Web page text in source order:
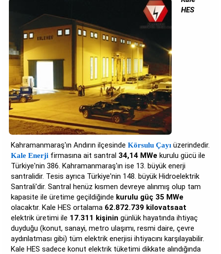
HES
Kahramanmaraş'ın Andırın ilçesindeKörsulu Çayı üzerindedir.
Kale Enerji firmasına ait santral 34,14 MWe kurulu gücü ile
Türkiye'nin 386. Kahramanmaraş'ın ise 13. büyük enerji
santralidir. Tesis ayrıca Türkiye'nin 148. büyük Hidroelektrik
Santrali'dir. Santral henüz kısmen devreye alınmış olup tam
kapasite ile üretime geçildiğinde kurulu güç 35 MWe
olacaktır. Kale HES ortalama 62.872.739 kilovatsaat
elektrik üretimi ile 17.311 kişinin günlük hayatında ihtiyaç
duyduğu (konut, sanayi, metro ulaşımı, resmi daire, çevre
aydınlatması gibi) tüm elektrik enerjisi ihtiyacını karşılayabilir.
Kale HES sadece konut elektrik tüketimi dikkate alındığında